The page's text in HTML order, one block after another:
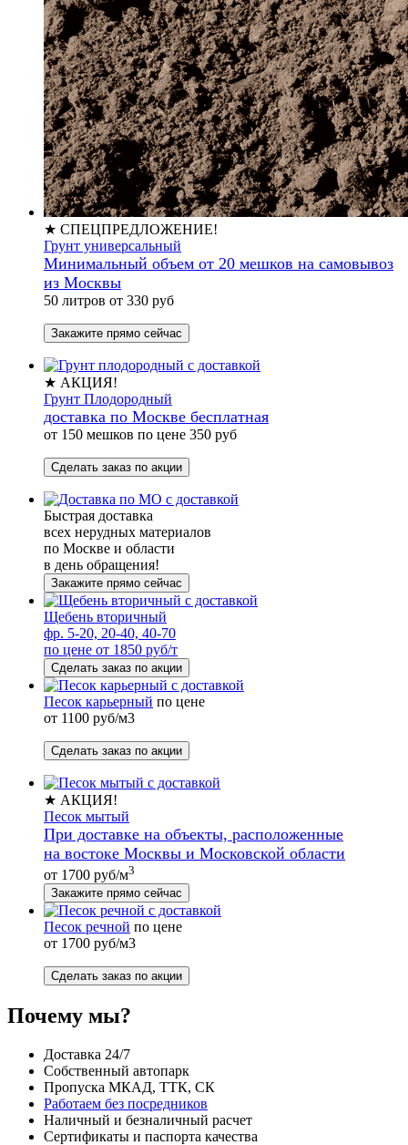
★ СПЕЦПРЕДЛОЖЕНИЕ!
Грунт универсальный
Минимальный объем от 20 мешков на самовывоз
из Москвы
50 литров от 330 руб
Закажите прямо сейчас
★ АКЦИЯ!
Грунт Плодородный
доставка по Москве бесплатная
от 150 мешков по цене 350 руб
Сделать заказ по акции
Быстрая доставка
всех нерудных материалов
по Москве и области
в день обращения!
Закажите прямо сейчас
Щебень вторичный
фр. 5-20, 20-40, 40-70
по цене от 1850 руб/т
Сделать заказ по акции
Песок карьерный по цене
от 1100 руб/м3
Сделать заказ по акции
★ АКЦИЯ!
Песок мытый
При доставке на объекты, расположенные
на востоке Москвы и Московской области
от 1700 руб/м3
Закажите прямо сейчас
Песок речной по цене
от 1700 руб/м3
Сделать заказ по акции
Почему мы?
Доставка 24/7
Собственный автопарк
Пропуска МКАД, ТТК, СК
Работаем без посредников
Наличный и безналичный расчет
Сертификаты и паспорта качества